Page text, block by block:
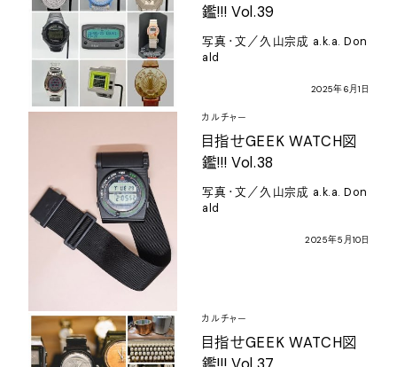
鑑!!! Vol.39
写真・文／久山宗成 a.k.a. Don
ald
2025年6月 1 日
カルチャー
目指せGEEK WATCH図
鑑!!! Vol.38
写真・文／久山宗成 a.k.a. Don
ald
2025年5 月 10日
カルチャー
目指せGEEK WATCH図